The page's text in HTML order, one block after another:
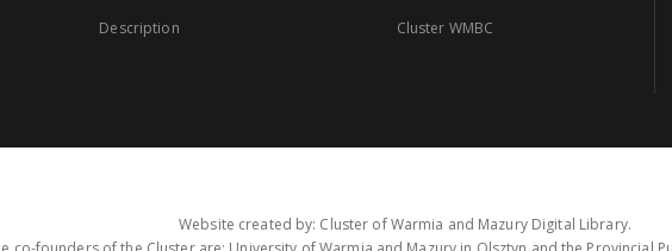
Description
Cluster WMBC
Website created by: Cluster of Warmia and Mazury Digital Library.